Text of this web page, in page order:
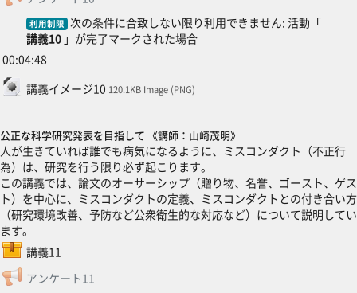
利用制限 次の条件に合致しない限り利用できません: 活動「
講義10」が完了マークされた場合
00:04:48
講義イメージ10
ファイル120.1KB Image (PNG)
公正な科学研究発表を目指して 《講師：山崎茂明》
人が生きていれば誰でも病気になるように、ミスコンダクト（不正行
為）は、研究を行う限り必ず起こります。
この講義では、論文のオーサーシップ（贈り物、名誉、ゴースト、ゲス
ト）を中心に、ミスコンダクトの定義、ミスコンダクトとの付き合い方
（研究環境改善、予防など公衆衛生的な対応など）について説明してい
ます。
講義11
SCORMパッケージ
アンケート11